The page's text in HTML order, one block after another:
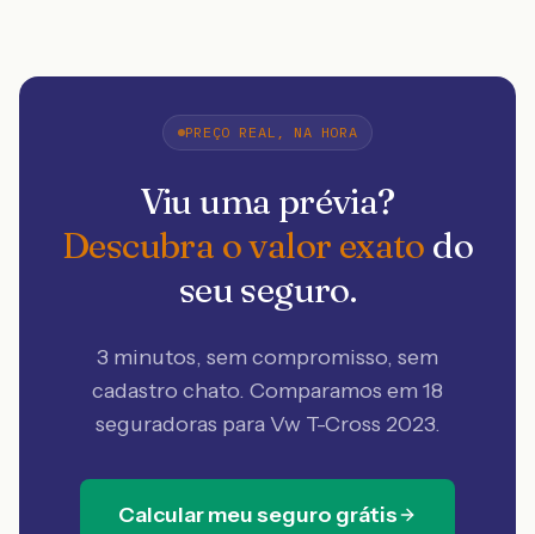
PREÇO REAL, NA HORA
Viu uma prévia?
Descubra o valor exato do
seu seguro.
3 minutos, sem compromisso, sem
cadastro chato. Comparamos em 18
seguradoras para Vw T-Cross 2023.
Calcular meu seguro grátis